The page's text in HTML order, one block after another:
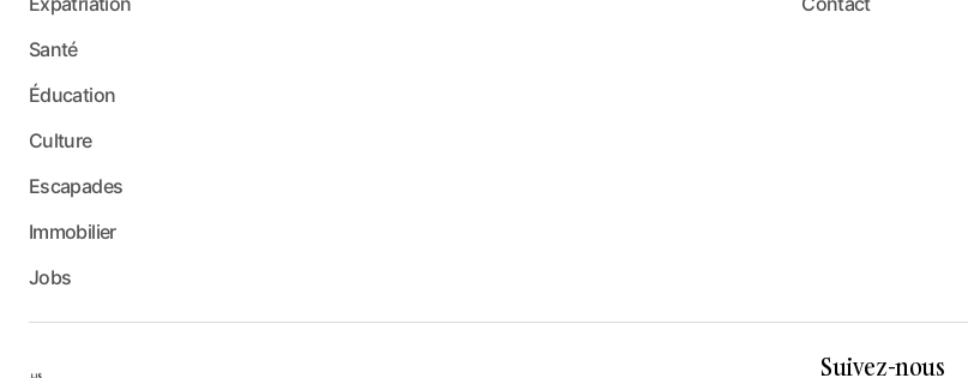
Santé
Éducation
Culture
Escapades
Immobilier
Jobs
Suivez-nous